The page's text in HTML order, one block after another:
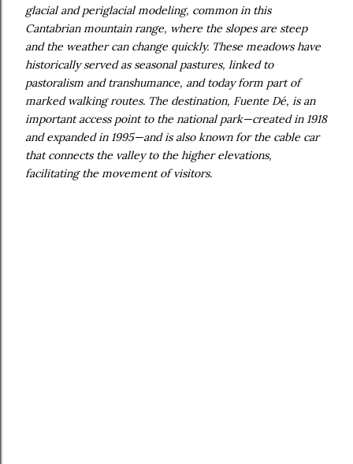
glacial and periglacial modeling, common in this
Cantabrian mountain range, where the slopes are steep
and the weather can change quickly. These meadows have
historically served as seasonal pastures, linked to
pastoralism and transhumance, and today form part of
marked walking routes. The destination, Fuente Dé, is an
important access point to the national park—created in 1918
and expanded in 1995—and is also known for the cable car
that connects the valley to the higher elevations,
facilitating the movement of visitors.